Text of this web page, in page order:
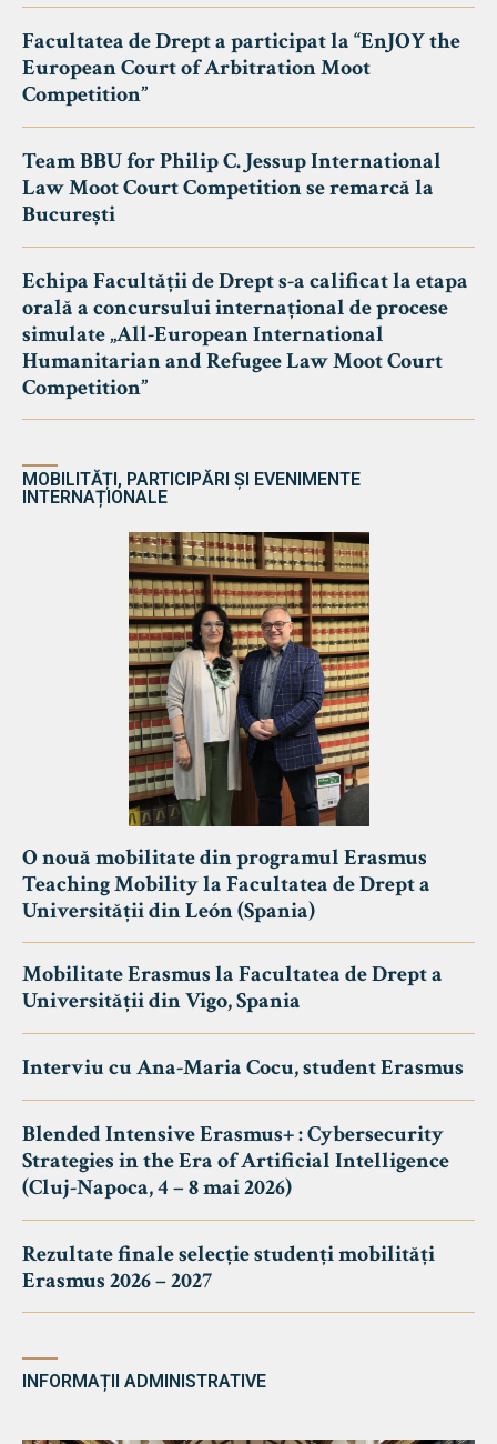
Facultatea de Drept a participat la “EnJOY the
European Court of Arbitration Moot
Competition”
Team BBU for Philip C. Jessup International
Law Moot Court Competition se remarcă la
București
Echipa Facultății de Drept s-a calificat la etapa
orală a concursului internațional de procese
simulate „All-European International
Humanitarian and Refugee Law Moot Court
Competition”
MOBILITĂȚI, PARTICIPĂRI ȘI EVENIMENTE
INTERNAȚIONALE
O nouă mobilitate din programul Erasmus
Teaching Mobility la Facultatea de Drept a
Universității din León (Spania)
Mobilitate Erasmus la Facultatea de Drept a
Universității din Vigo, Spania
Interviu cu Ana-Maria Cocu, student Erasmus
Blended Intensive Erasmus+ : Cybersecurity
Strategies in the Era of Artificial Intelligence
(Cluj-Napoca, 4 – 8 mai 2026)
Rezultate finale selecție studenți mobilități
Erasmus 2026 – 2027
INFORMAȚII ADMINISTRATIVE